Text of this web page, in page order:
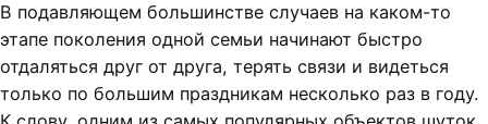
В подавляющем большинстве случаев на каком-то
этапе поколения одной семьи начинают быстро
отдаляться друг от друга, терять связи и видеться
только по большим праздникам несколько раз в году.